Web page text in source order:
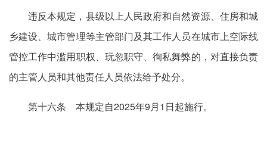
违反本规定，县级以上人民政府和自然资源、住房和城
乡建设、城市管理等主管部门及其工作人员在城市上空际线
管控工作中滥用职权、玩忽职守、徇私舞弊的，对直接负责
的主管人员和其他责任人员依法给予处分。
第十六条 本规定自2025年9月1日起施行。